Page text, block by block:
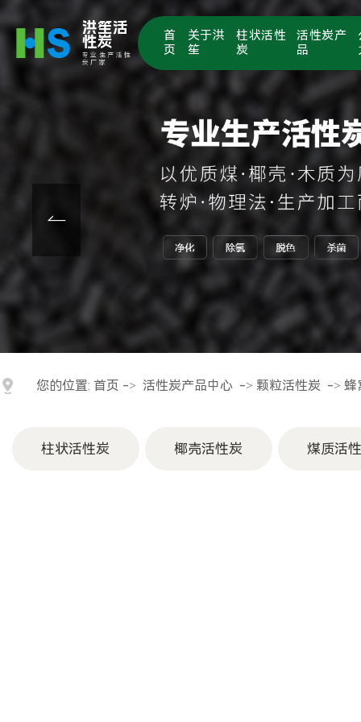
洪笙活
性炭
专业生产活性
炭厂家
首
页
关于洪
笙
柱状活性
炭
活性炭产
品

您的位置: 首页 -> 活性炭产品中心 -> 颗粒活性炭 -> 蜂
柱状活性炭 椰壳活性炭 煤质活